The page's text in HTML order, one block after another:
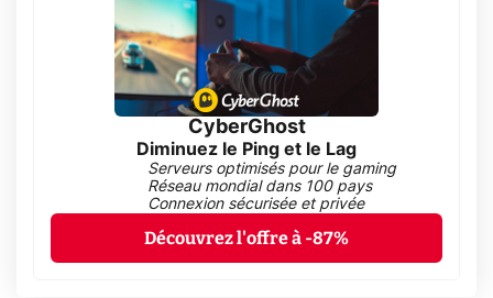
CyberGhost
Diminuez le Ping et le Lag
Serveurs optimisés pour le gaming
Réseau mondial dans 100 pays
Connexion sécurisée et privée
Découvrez l'offre à -87%